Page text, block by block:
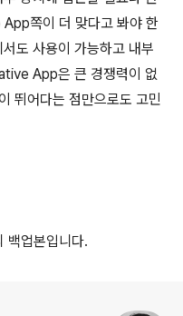
쪽이 더 맞다고 봐야 한
도 사용이 가능하고 내부
App은 큰 경쟁력이 없
뛰어다는 점만으로도 고민
업본입니다.